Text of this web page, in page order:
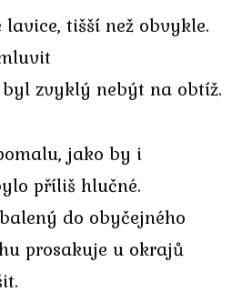
lavice, tišší než obvykle.
zvyklý nebýt na obtíž.
jako by i
příliš hlučné.
do obyčejného
prosakuje u okrajů